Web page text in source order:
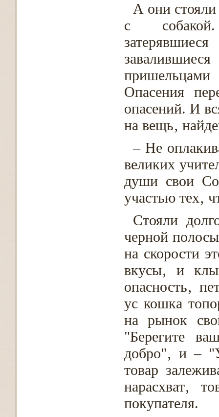
А они
с собакой.
Опасения
опасений. И
на вещь‚
– Не
великих
души свои
участью тех‚
Стояли
черной
на скорости
вкусы‚ и
опасность‚
ус кошка
на рынок
"Берегите
добро"‚ и –
товар
нарасхват‚
покупателя.